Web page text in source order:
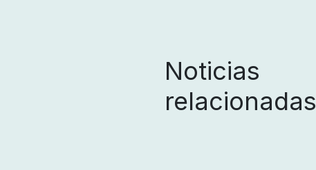
Noticias
relacionadas